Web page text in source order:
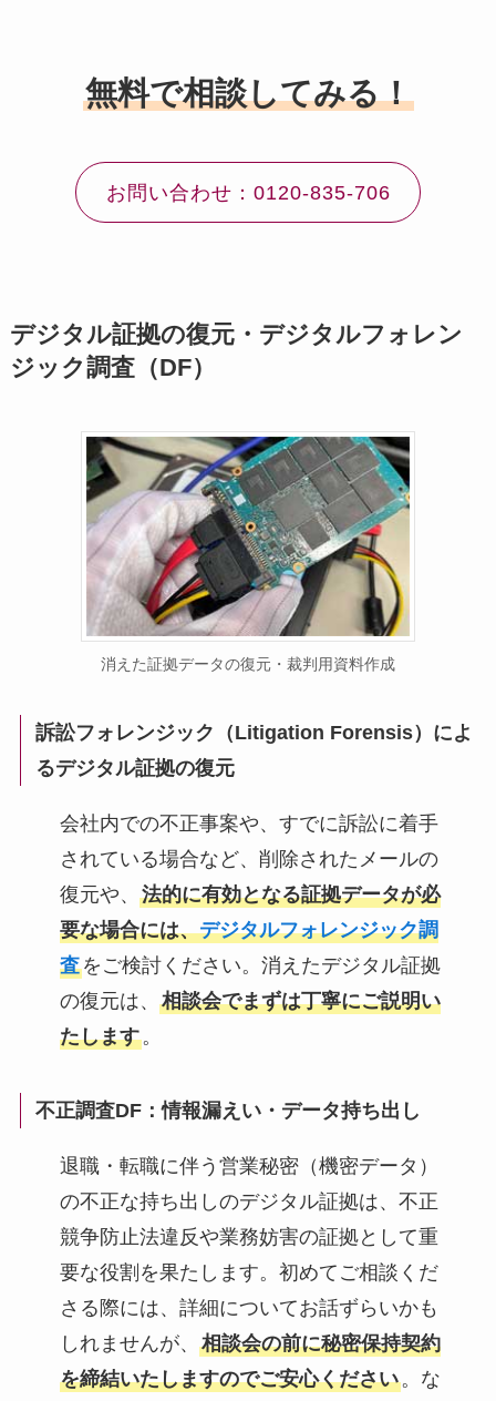
無料で相談してみる！
お問い合わせ：0120-835-706
デジタル証拠の復元・デジタルフォレン
ジック調査（DF）
消えた証拠データの復元・裁判用資料作成
訴訟フォレンジック（Litigation Forensis）によ
るデジタル証拠の復元
会社内での不正事案や、すでに訴訟に着手
されている場合など、削除されたメールの
復元や、 法的に有効となる証拠データが必
要な場合には、デジタルフォレンジック調
査をご検討ください。消えたデジタル証拠
の復元は、 相談会でまずは丁寧にご説明い
たします。
不正調査DF：情報漏えい・データ持ち出し
退職・転職に伴う営業秘密（機密データ）
の不正な持ち出しのデジタル証拠は、不正
競争防止法違反や業務妨害の証拠として重
要な役割を果たします。初めてご相談くだ
さる際には、詳細についてお話ずらいかも
しれませんが、 相談会の前に秘密保持契約
を締結いたしますのでご安心ください。な